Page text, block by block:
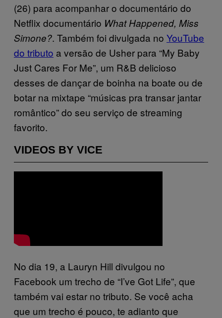
(26) para acompanhar o documentário do
Netflix documentário What Happened, Miss
Simone?. Também foi divulgada no YouTube
do tributo a versão de Usher para “My Baby
Just Cares For Me”, um R&B delicioso
desses de dançar de boinha na boate ou de
botar na mixtape “músicas pra transar jantar
romântico” do seu serviço de streaming
favorito.
VIDEOS BY VICE
No dia 19, a Lauryn Hill divulgou no
Facebook um trecho de “I’ve Got Life”, que
também vai estar no tributo. Se você acha
que um trecho é pouco, te adianto que